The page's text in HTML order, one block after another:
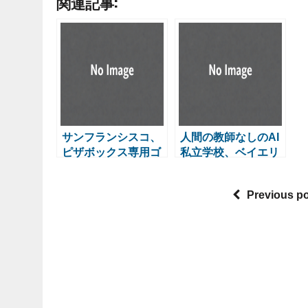
サンフランシスコ、
ピザボックス専用ゴ
人間の教師なしのAI
私立学校、ベイエリ
Previous